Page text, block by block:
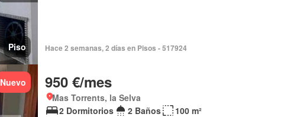
Piso Hace 2 semanas, 2 días en Pisos - 517924
Nuevo 950 €/mes
Mas Torrents, la Selva
2 Dormitorios
2 Baños
100 m²